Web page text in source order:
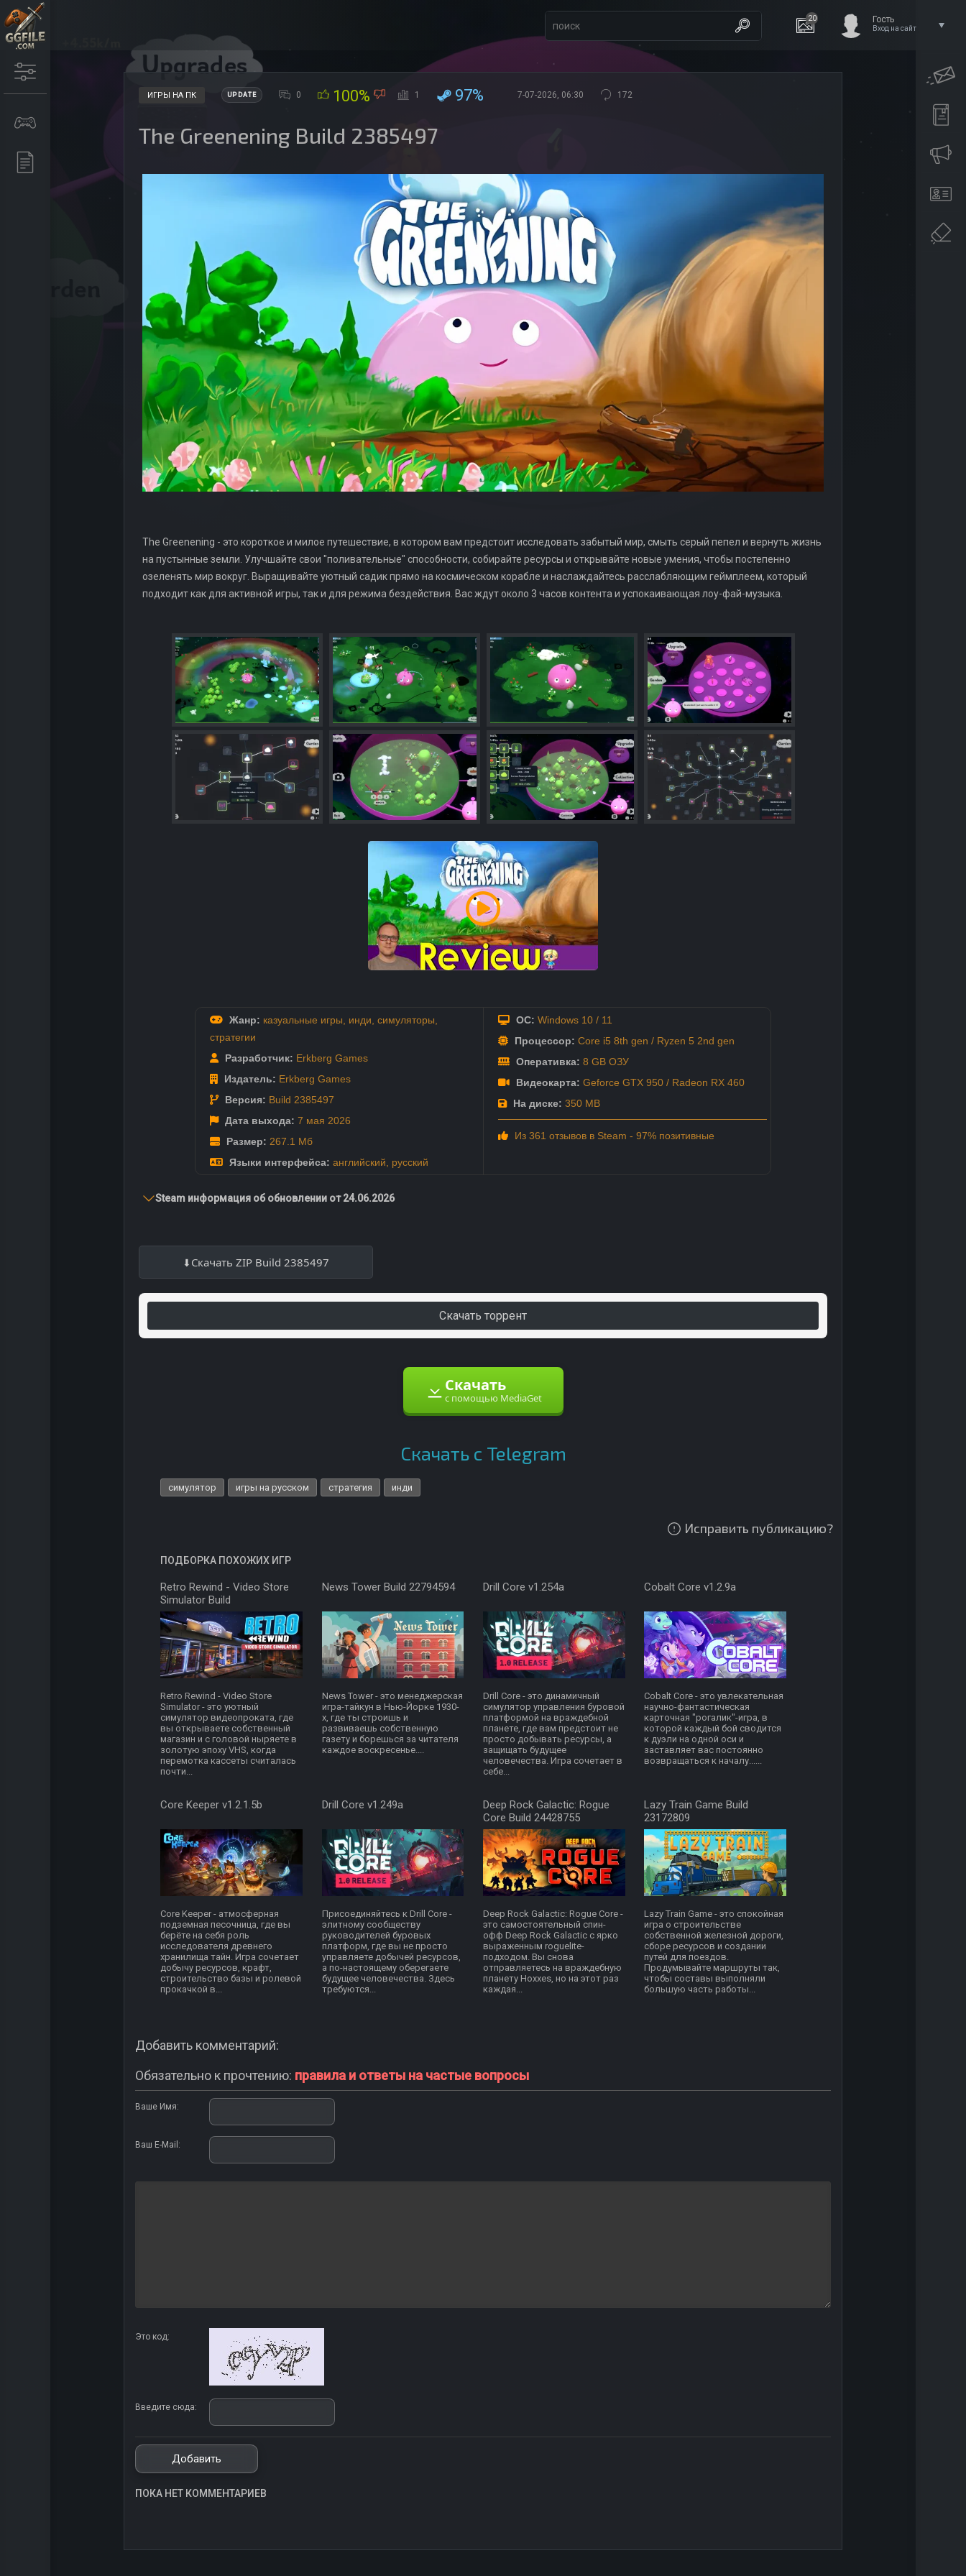
20 Гость
Вход на сайт
ИГРЫ НА ПК UPDATE 0 100% 1 97% 7-07-2026, 06:30 172
The Greenening Build 2385497
The Greenening - это короткое и милое путешествие, в котором вам предстоит исследовать забытый мир, смыть серый пепел и вернуть жизнь
на пустынные земли. Улучшайте свои "поливательные" способности, собирайте ресурсы и открывайте новые умения, чтобы постепенно
озеленять мир вокруг. Выращивайте уютный садик прямо на космическом корабле и наслаждайтесь расслабляющим геймплеем, который
подходит как для активной игры, так и для режима бездействия. Вас ждут около 3 часов контента и успокаивающая лоу-фай-музыка.
Жанр: казуальные игры, инди, симуляторы,
стратегии
Разработчик: Erkberg Games
Издатель: Erkberg Games
Версия: Build 2385497
Дата выхода: 7 мая 2026
Размер: 267.1 Мб
Языки интерфейса: английский, русский
ОС: Windows 10 / 11
Процессор: Core i5 8th gen / Ryzen 5 2nd gen
Оперативка: 8 GB ОЗУ
Видеокарта: Geforce GTX 950 / Radeon RX 460
На диске: 350 MB
Из 361 отзывов в Steam - 97% позитивные
Steam информация об обновлении от 24.06.2026
Скачать ZIP Build 2385497
Скачать торрент
Скачать
с помощью MediaGet
Скачать с Telegram
симулятор игры на русском стратегия инди
Исправить публикацию?
ПОДБОРКА ПОХОЖИХ ИГР
Retro Rewind - Video Store
Simulator Build
Retro Rewind - Video Store
Simulator - это уютный
симулятор видеопроката, где
вы открываете собственный
магазин и с головой ныряете в
золотую эпоху VHS, когда
перемотка кассеты считалась
почти...
News Tower Build 22794594
News Tower - это менеджерская
игра-тайкун в Нью-Йорке 1930-
х, где ты строишь и
развиваешь собственную
газету и борешься за читателя
каждое воскресенье....
Drill Core v1.254a
Drill Core - это динамичный
симулятор управления буровой
платформой на враждебной
планете, где вам предстоит не
просто добывать ресурсы, а
защищать будущее
человечества. Игра сочетает в
себе...
Cobalt Core v1.2.9a
Cobalt Core - это увлекательная
научно-фантастическая
карточная "рогалик"-игра, в
которой каждый бой сводится
к дуэли на одной оси и
заставляет вас постоянно
возвращаться к началу......
Core Keeper v1.2.1.5b
Core Keeper - атмосферная
подземная песочница, где вы
берёте на себя роль
исследователя древнего
хранилища тайн. Игра сочетает
добычу ресурсов, крафт,
строительство базы и ролевой
прокачкой в...
Drill Core v1.249a
Присоединяйтесь к Drill Core -
элитному сообществу
руководителей буровых
платформ, где вы не просто
управляете добычей ресурсов,
а по-настоящему оберегаете
будущее человечества. Здесь
требуются...
Deep Rock Galactic: Rogue
Core Build 24428755
Deep Rock Galactic: Rogue Core -
это самостоятельный спин-
офф Deep Rock Galactic с ярко
выраженным roguelite-
подходом. Вы снова
отправляетесь на враждебную
планету Hoxxes, но на этот раз
каждая...
Lazy Train Game Build
23172809
Lazy Train Game - это спокойная
игра о строительстве
собственной железной дороги,
сборе ресурсов и создании
путей для поездов.
Продумывайте маршруты так,
чтобы составы выполняли
большую часть работы...
Добавить комментарий:
Обязательно к прочтению: правила и ответы на частые вопросы
Ваше Имя:
Ваш E-Mail:
Это код:
Введите сюда:
ПОКА НЕТ КОММЕНТАРИЕВ